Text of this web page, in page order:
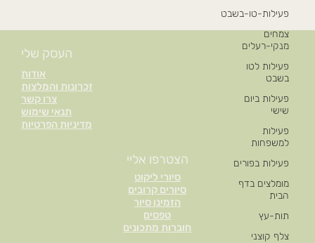
פעילות-טו-בשבט
צמחים
מנקי-רעלים
פעילות לטו
בשבט
פעילות ביום
שישי
פעילות
למשפחות
פעילות בפורים
מומלצים בדף
הבית
תות-עץ
צלף קוצני
אודות
זכרונות והמלצות
צרו קשר
תנאי שימוש
מדיניות הפרטיות
העסק שלי
סיורי ליקוט
סיורים קרובים
הזמינו סיור
טפסים
חוברות מתכונים
הצטרפו אליי